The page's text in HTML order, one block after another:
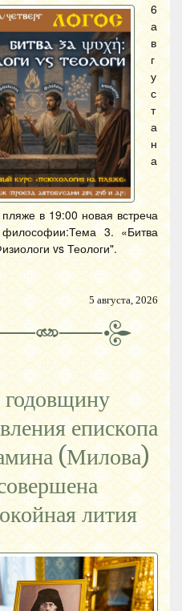
6
а
в
г
у
с
т
а
н
а
в 19:00 новая встреча
3. «Битва
vs Теологи".
5 августа, 2026
епископа
(Милова)
лития